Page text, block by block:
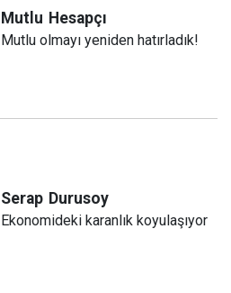
Mutlu Hesapçı
Mutlu olmayı yeniden hatırladık!
Serap Durusoy
Ekonomideki karanlık koyulaşıyor